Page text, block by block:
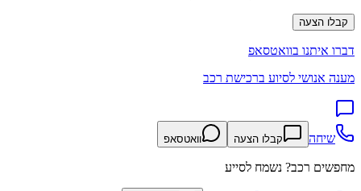
קבלו הצעה
דברו איתנו בוואטסאפ
מענה אנושי לסיוע ברכישת רכב
שיחה קבלו הצעה וואטסאפ
מחפשים רכב? נשמח לסייע